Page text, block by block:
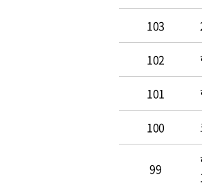
103
102
101
100
99